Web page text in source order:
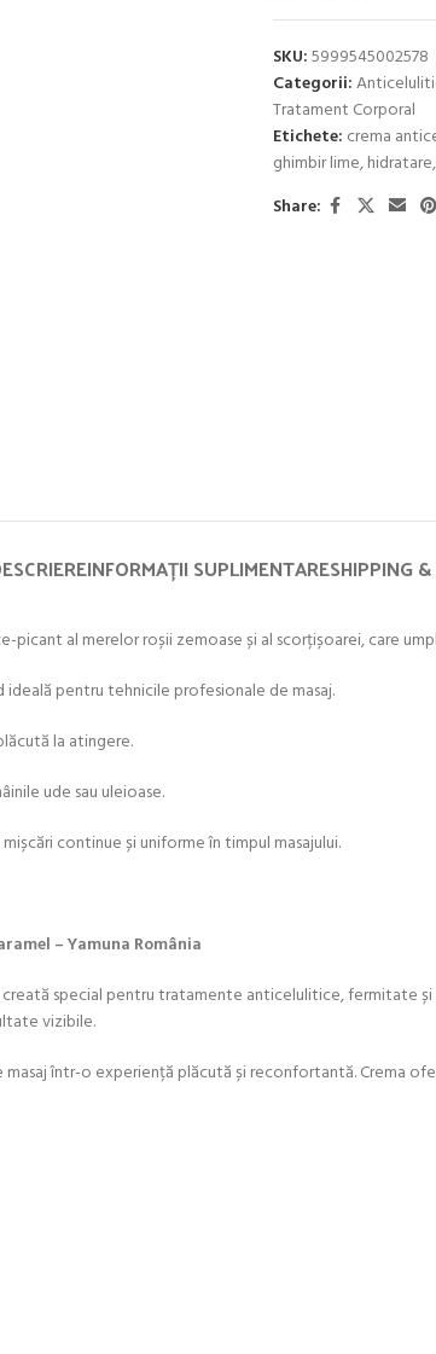
SKU:5999545002578
Categorii:
Tratament Corporal
Etichete: crema
ghimbir lime,hidratare,
Share:
INFORMAȚII SUPLIMENTARESHIPPING
picant al merelor roșii zemoase și al scorțișoarei, care
pentru tehnicile profesionale de masaj.
la atingere.
ude sau uleioase.
continue și uniforme în timpul masajului.
– Yamuna România
special pentru tratamente anticelulitice, fermitate
vizibile.
într-o experiență plăcută și reconfortantă. Crema